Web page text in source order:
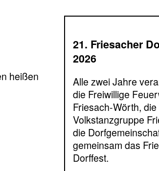
heißen
21. Friesacher
2026
Alle zwei Jahre
die Freiwillige
Friesach-Wörth,
Volkstanzgruppe
die
gemeinsam das
Dorffest.